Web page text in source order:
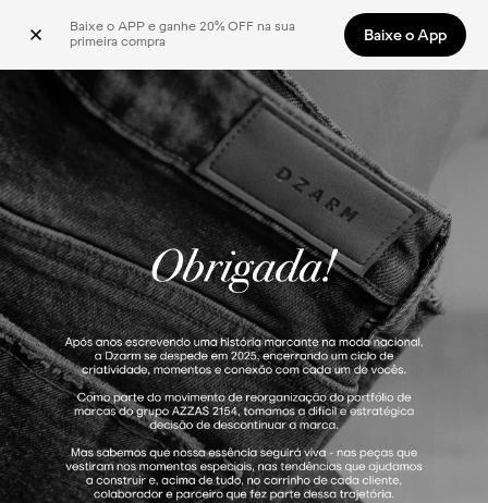
Baixe o APP e ganhe 20% OFF na sua
primeira compra
Baixe o App